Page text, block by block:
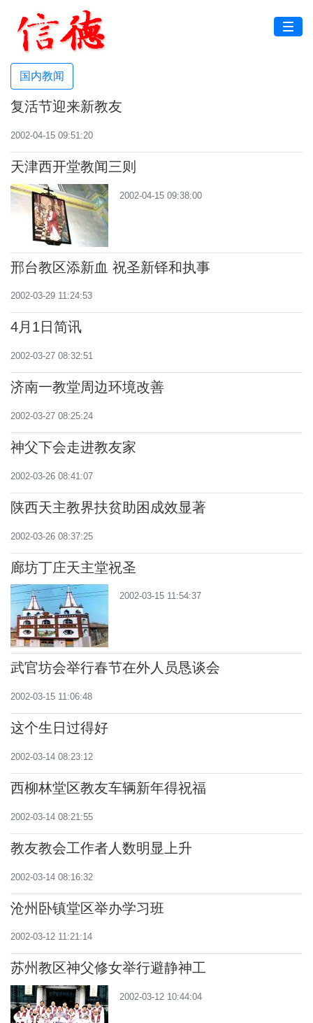
国内教闻
复活节迎来新教友
2002-04-15 09:51:20
天津西开堂教闻三则
2002-04-15 09:38:00
邢台教区添新血 祝圣新铎和执事
2002-03-29 11:24:53
4月1日简讯
2002-03-27 08:32:51
济南一教堂周边环境改善
2002-03-27 08:25:24
神父下会走进教友家
2002-03-26 08:41:07
陕西天主教界扶贫助困成效显著
2002-03-26 08:37:25
廊坊丁庄天主堂祝圣
2002-03-15 11:54:37
武官坊会举行春节在外人员恳谈会
2002-03-15 11:06:48
这个生日过得好
2002-03-14 08:23:12
西柳林堂区教友车辆新年得祝福
2002-03-14 08:21:55
教友教会工作者人数明显上升
2002-03-14 08:16:32
沧州卧镇堂区举办学习班
2002-03-12 11:21:14
苏州教区神父修女举行避静神工
2002-03-12 10:44:04